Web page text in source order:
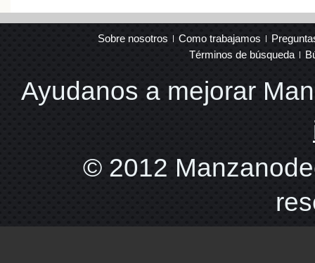
Sobre nosotros Como trabajamos
Términos de búsqueda
Ayudanos a mejorar
© 2012